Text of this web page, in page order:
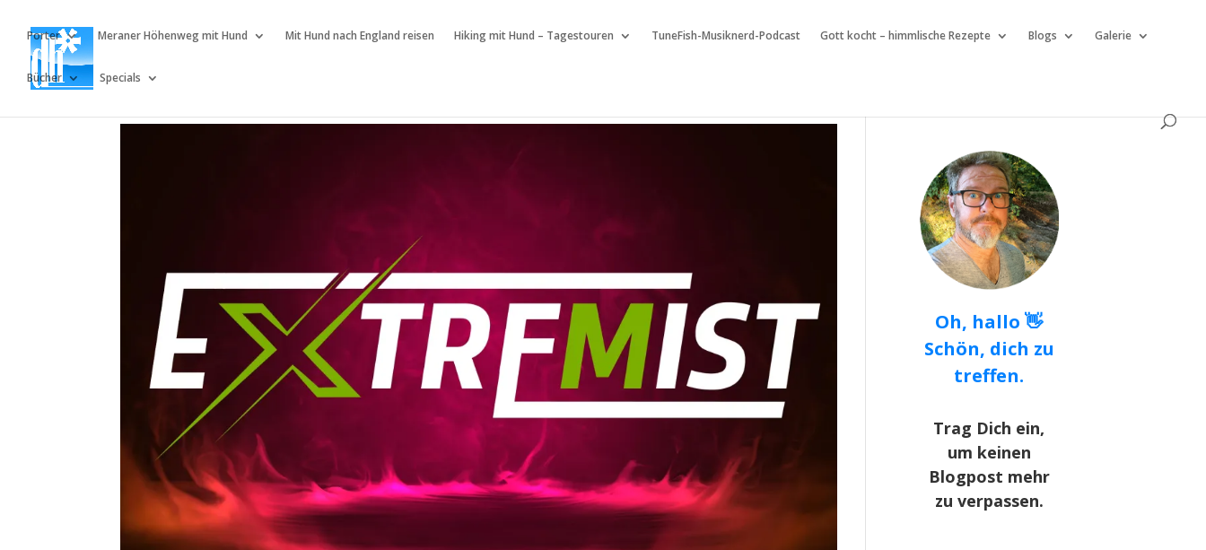
Porter Meraner Höhenweg mit Hund Mit Hund nach England reisen Hiking mit Hund – Tagestouren TuneFish-Musiknerd-Podcast Gott kocht – himmlische Rezepte Blogs Galerie
Bücher Specials
Oh, hallo 👋
Schön, dich zu
treffen.
Trag Dich ein,
um keinen
Blogpost mehr
zu verpassen.